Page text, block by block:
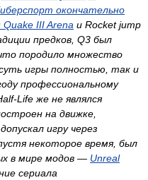
окончательно
Quake III Arena и Rocket jump
предков, Q3 был
породило множество
игры полностью, так и
профессиональному
Lifeже не являлся
на движке,
игру через
некоторое время, был
в мире модов — Unreal
сериала